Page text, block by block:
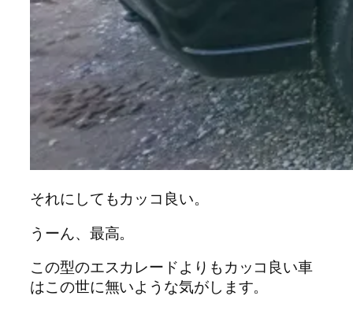
それにしてもカッコ良い。
うーん、最高。
この型のエスカレードよりもカッコ良い車
はこの世に無いような気がします。